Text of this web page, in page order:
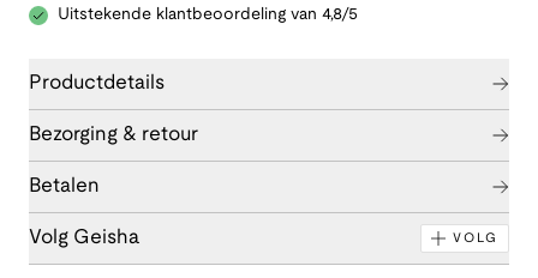
Uitstekende klantbeoordeling van 4,8/5
Productdetails
Bezorging & retour
Betalen
Volg Geisha VOLG